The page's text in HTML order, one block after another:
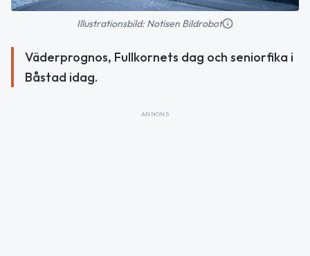
Illustrationsbild: Notisen Bildrobot
Väderprognos, Fullkornets dag och seniorfika i
Båstad idag.
ANNONS